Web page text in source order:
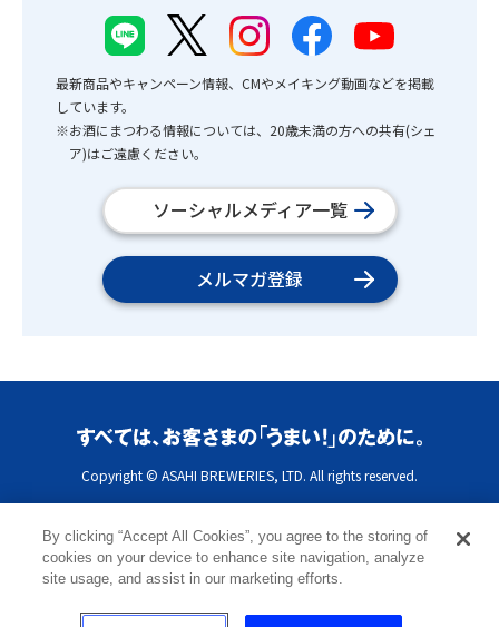
最新商品やキャンペーン情報、CMやメイキング動画などを掲載
しています。
※お酒にまつわる情報については、20歳未満の方への共有(シェ
ア)はご遠慮ください。
ソーシャルメディア一覧
メルマガ登録
Copyright © ASAHI BREWERIES, LTD. All rights reserved.
By clicking “Accept All Cookies”, you agree to the storing of
cookies on your device to enhance site navigation, analyze
site usage, and assist in our marketing efforts.